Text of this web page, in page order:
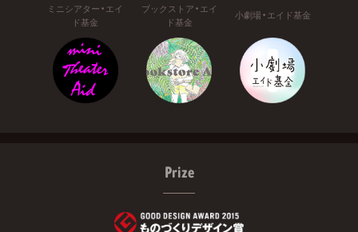
ミニシアター・エイ
ド基金
ブックストア・エイ
ド基金
小劇場・エイド基金
Prize